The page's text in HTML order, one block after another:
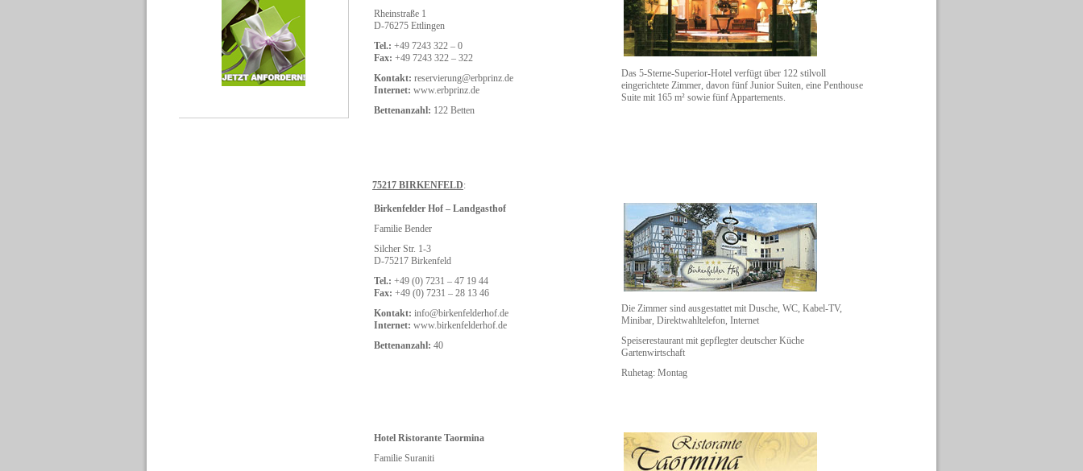
Rheinstraße 1
D-76275 Ettlingen
Tel.: +49 7243 322 – 0
Fax: +49 7243 322 – 322
Kontakt: reservierung@erbprinz.de
Internet: www.erbprinz.de
Bettenanzahl: 122 Betten
Das 5-Sterne-Superior-Hotel verfügt über 122 stilvoll
eingerichtete Zimmer, davon fünf Junior Suiten, eine Penthouse
Suite mit 165 m² sowie fünf Appartements.
75217 BIRKENFELD:
Birkenfelder Hof – Landgasthof
Familie Bender
Silcher Str. 1-3
D-75217 Birkenfeld
Tel.: +49 (0) 7231 – 47 19 44
Fax: +49 (0) 7231 – 28 13 46
Kontakt: info@birkenfelderhof.de
Internet: www.birkenfelderhof.de
Bettenanzahl: 40
Die Zimmer sind ausgestattet mit Dusche, WC, Kabel-TV,
Minibar, Direktwahltelefon, Internet
Speiserestaurant mit gepflegter deutscher Küche
Gartenwirtschaft
Ruhetag: Montag
Hotel Ristorante Taormina
Familie Suraniti